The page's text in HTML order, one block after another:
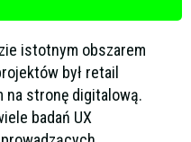
istotnym obszarem
był retail
na stronę digitalową.
badań UX